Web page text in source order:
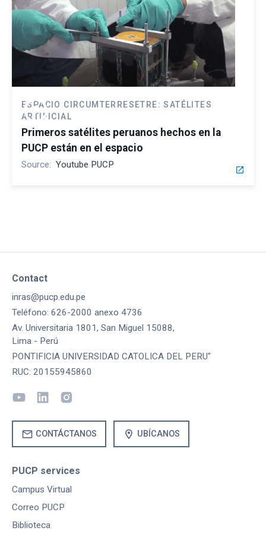
play_circle
ESPACIO CIRCUMTERRESETRE: SATÉLITES
ARTIFICIAL
Primeros satélites peruanos hechos en la
PUCP están en el espacio
Source: Youtube PUCP open_in_new
Contact
inras@pucp.edu.pe
Teléfono: 626-2000 anexo 4736
Av. Universitaria 1801, San Miguel 15088,
Lima - Perú
PONTIFICIA UNIVERSIDAD CATOLICA DEL PERU"
RUC: 20155945860
mail CONTÁCTANOS location_on UBÍCANOS
PUCP services
Campus Virtual
Correo PUCP
Biblioteca